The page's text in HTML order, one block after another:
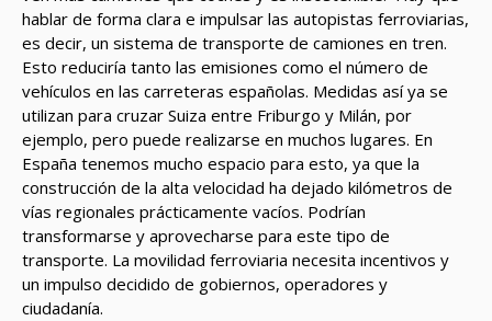
hablar de forma clara e impulsar las autopistas ferroviarias,
es decir, un sistema de transporte de camiones en tren.
Esto reduciría tanto las emisiones como el número de
vehículos en las carreteras españolas. Medidas así ya se
utilizan para cruzar Suiza entre Friburgo y Milán, por
ejemplo, pero puede realizarse en muchos lugares. En
España tenemos mucho espacio para esto, ya que la
construcción de la alta velocidad ha dejado kilómetros de
vías regionales prácticamente vacíos. Podrían
transformarse y aprovecharse para este tipo de
transporte. La movilidad ferroviaria necesita incentivos y
un impulso decidido de gobiernos, operadores y
ciudadanía.